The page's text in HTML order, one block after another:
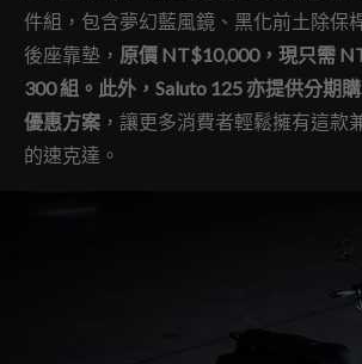
件組，包含夢幻藍風鏡、黑化前土除保
後座靠墊， 原價 NT$10,000，現只需
300 組。此外，Saluto 125 亦提供分期
優惠方案 ，讓更多消費者輕鬆擁有這款
的速克達。